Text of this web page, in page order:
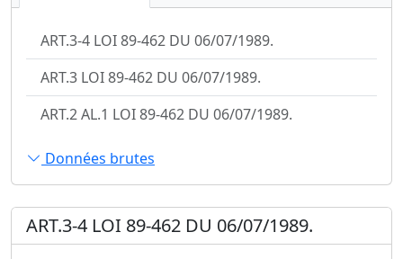
ART.3-4 LOI 89-462 DU 06/07/1989.
ART.3 LOI 89-462 DU 06/07/1989.
ART.2 AL.1 LOI 89-462 DU 06/07/1989.
Données brutes
ART.3-4 LOI 89-462 DU 06/07/1989.